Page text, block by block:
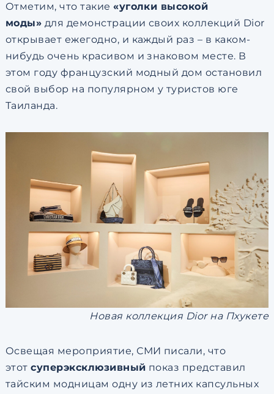
Отметим, что такие«уголки высокой
моды» для демонстрации своих коллекций Dior
открывает ежегодно, и каждый раз – в каком-
нибудь очень красивом и знаковом месте. В
этом году французский модный дом остановил
свой выбор на популярном у туристов юге
Таиланда.
Новая коллекция Dior на Пхукете
Освещая мероприятие, СМИ писали, что
этотсуперэксклюзивный показ представил
тайским модницам одну из летних капсульных